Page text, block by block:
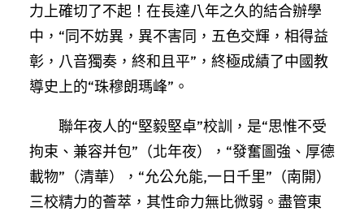
力上確切了不起！在長達八年之久的結合辦學
中，“同不妨異，異不害同，五色交輝，相得益
彰，八音獨奏，終和且平”，終極成績了中國教
導史上的“珠穆朗瑪峰”。
聯年夜人的“堅毅堅卓”校訓，是“思惟不受
拘束、兼容并包”（北年夜），“發奮圖強、厚德
載物”（清華），“允公允能,一日千里”（南開）
三校精力的薈萃，其性命力無比微弱。盡管東